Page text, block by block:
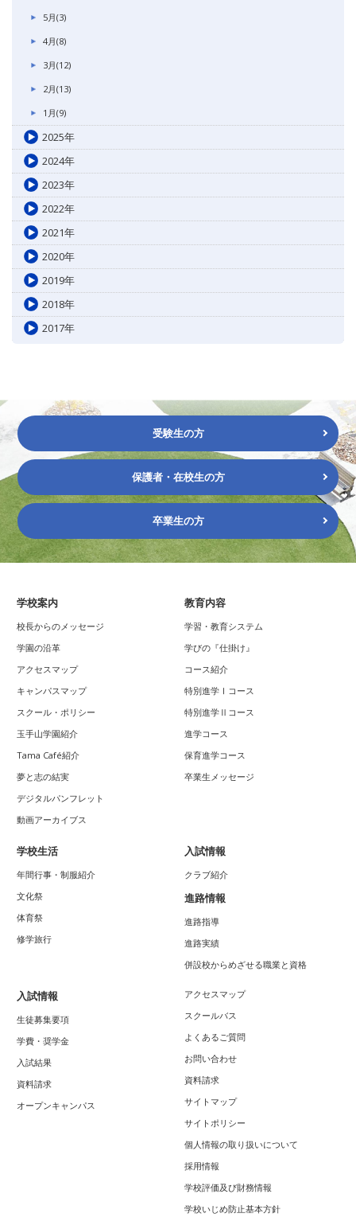
5月(3)
4月(8)
3月(12)
2月(13)
1月(9)
2025年
2024年
2023年
2022年
2021年
2020年
2019年
2018年
2017年
受験生の方
保護者・在校生の方
卒業生の方
学校案内
校長からのメッセージ
学園の沿革
アクセスマップ
キャンパスマップ
スクール・ポリシー
玉手山学園紹介
Tama Café紹介
夢と志の結実
デジタルパンフレット
動画アーカイブス
教育内容
学習・教育システム
学びの『仕掛け』
コース紹介
特別進学Ⅰコース
特別進学Ⅱコース
進学コース
保育進学コース
卒業生メッセージ
学校生活
年間行事・制服紹介
文化祭
体育祭
修学旅行
入試情報
クラブ紹介
進路情報
進路指導
進路実績
併設校からめざせる職業と資格
入試情報
生徒募集要項
学費・奨学金
入試結果
資料請求
オープンキャンパス
アクセスマップ
スクールバス
よくあるご質問
お問い合わせ
資料請求
サイトマップ
サイトポリシー
個人情報の取り扱いについて
採用情報
学校評価及び財務情報
学校いじめ防止基本方針